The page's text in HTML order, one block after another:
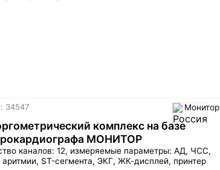
34547 Монитор
комплекс на базе
МОНИТОР
каналов: 12, измеряемые параметры: АД, ЧСС,
аритмии, ST-сегмента, ЭКГ, ЖК-дисплей, принтер